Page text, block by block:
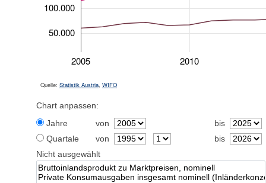
2005 2010
50.000
100.000
Quelle: Statistik Austria, WIFO
Chart anpassen:
Jahre
von
bis
Quartale
von
bis
Nicht ausgewählt